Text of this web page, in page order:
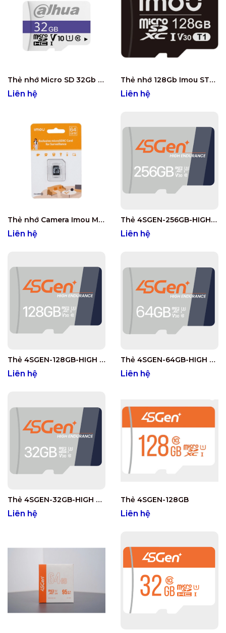
Thẻ nhớ Micro SD 32Gb DAHUA DHI-TF-C100/32GB
Liên hệ
Thẻ nhớ 128Gb Imou ST3-128-T1
Liên hệ
Thẻ nhớ Camera Imou Micro SD 64GB ST3-64-T1 Ghi video Class 10
Liên hệ
Thẻ 4SGEN-256GB-HIGH ENDURANCE
Liên hệ
Thẻ 4SGEN-128GB-HIGH ENDURANCE
Liên hệ
Thẻ 4SGEN-64GB-HIGH ENDURANCE
Liên hệ
Thẻ 4SGEN-32GB-HIGH ENDURANCE
Liên hệ
Thẻ 4SGEN-128GB
Liên hệ